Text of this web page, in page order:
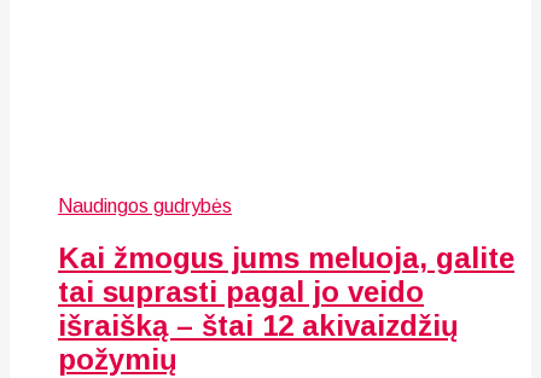
Naudingos gudrybės
Kai žmogus jums meluoja, galite
tai suprasti pagal jo veido
išraišką – štai 12 akivaizdžių
požymių